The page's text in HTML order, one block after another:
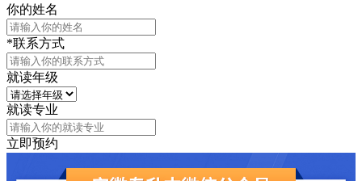
你的姓名
*联系方式
就读年级
就读专业
立即预约